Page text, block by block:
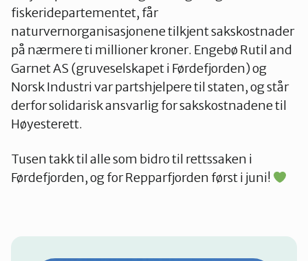
fiskeridepartementet, får
naturvernorganisasjonene tilkjent sakskostnader
på nærmere ti millioner kroner. Engebø Rutil and
Garnet AS (gruveselskapet i Førdefjorden) og
Norsk Industri var partshjelpere til staten, og står
derfor solidarisk ansvarlig for sakskostnadene til
Høyesterett.
Tusen takk til alle som bidro til rettssaken i
Førdefjorden, og for Repparfjorden først i juni!